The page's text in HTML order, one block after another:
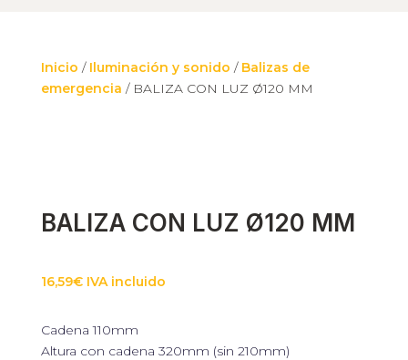
Inicio / Iluminación y sonido / Balizas de
emergencia / BALIZA CON LUZ Ø120 MM
BALIZA CON LUZ Ø120 MM
16,59€ IVA incluido
Cadena 110mm
Altura con cadena 320mm (sin 210mm)